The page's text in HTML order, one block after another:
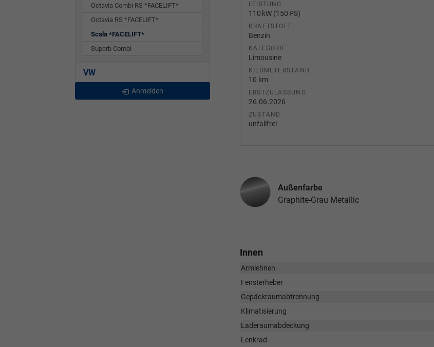
LEISTUNG
110 kW (150 PS)
KRAFTSTOFF
Benzin
KATEGORIE
Limousine
KILOMETERSTAND
10 km
ERSTZULASSUNG
26.06.2026
ZUSTAND
unfallfrei
Außenfarbe
Graphite-Grau Metallic
Innen
Armlehnen
Fensterheber
Gepäckraumabtrennung
Klimatisierung
Laderaumabdeckung
Lenkrad
Octavia Combi RS *FACELIFT*
Octavia RS *FACELIFT*
Scala *FACELIFT*
Superb Combi
VW
Anmelden